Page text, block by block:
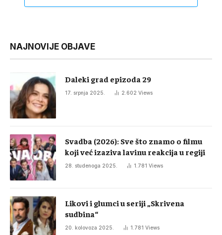
NAJNOVIJE OBJAVE
Daleki grad epizoda 29
17. srpnja 2025. 2.602 Views
Svadba (2026): Sve što znamo o filmu
koji već izaziva lavinu reakcija u regiji
28. studenoga 2025. 1.781 Views
Likovi i glumci u seriji „Skrivena
sudbina“
20. kolovoza 2025. 1.781 Views